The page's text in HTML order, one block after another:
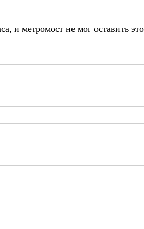
и метромост не мог оставить